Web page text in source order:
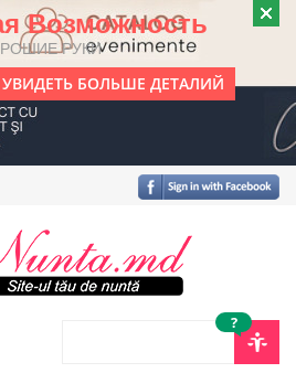
Возможность
РУКИ
БОЛЬШЕ ДЕТАЛИЙ
?